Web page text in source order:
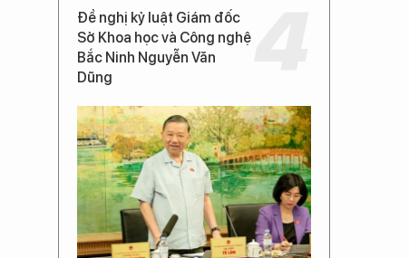
Đề nghị kỷ luật Giám đốc
Sở Khoa học và Công nghệ
Bắc Ninh Nguyễn Văn
Dũng